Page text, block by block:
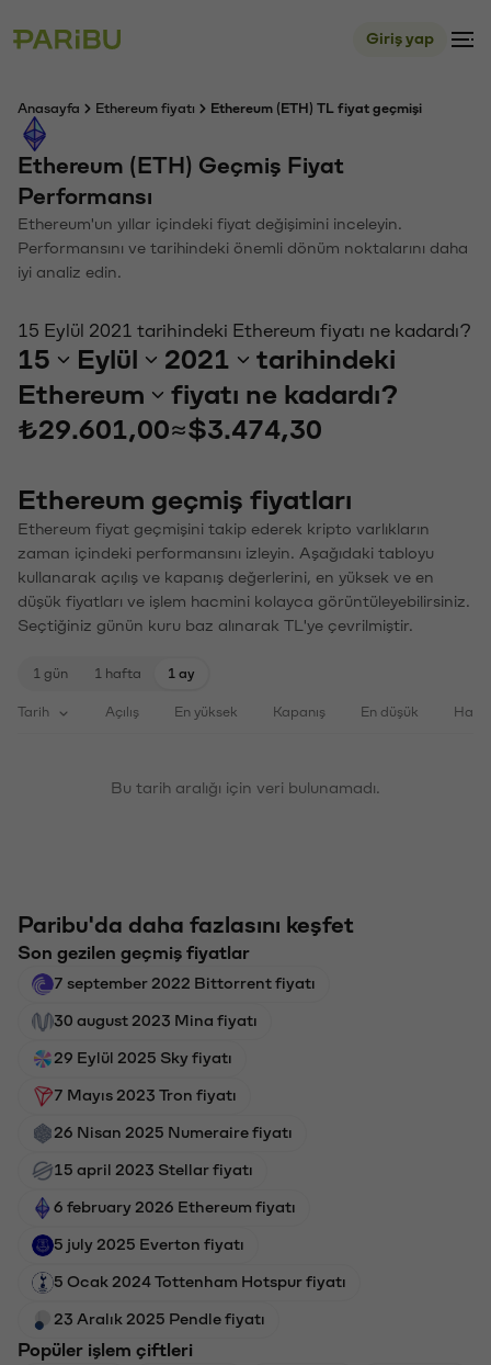
Giriş yap
Anasayfa Ethereum fiyatı Ethereum (ETH) TL fiyat geçmişi
Ethereum (ETH) Geçmiş Fiyat
Performansı
Ethereum'un yıllar içindeki fiyat değişimini inceleyin.
Performansını ve tarihindeki önemli dönüm noktalarını daha
iyi analiz edin.
15 Eylül 2021 tarihindeki Ethereum fiyatı ne kadardı?
15 Eylül 2021
tarihindeki
Ethereum
fiyatı ne kadardı?
₺29.601,00≈$3.474,30
Ethereum geçmiş fiyatları
Ethereum fiyat geçmişini takip ederek kripto varlıkların
zaman içindeki performansını izleyin. Aşağıdaki tabloyu
kullanarak açılış ve kapanış değerlerini, en yüksek ve en
düşük fiyatları ve işlem hacmini kolayca görüntüleyebilirsiniz.
Seçtiğiniz günün kuru baz alınarak TL'ye çevrilmiştir.
1 gün 1 hafta 1 ay
Tarih Açılış En yüksek Kapanış En düşük
Bu tarih aralığı için veri bulunamadı.
Paribu'da daha fazlasını keşfet
Son gezilen geçmiş fiyatlar
7 september 2022 Bittorrent fiyatı
30 august 2023 Mina fiyatı
29 Eylül 2025 Sky fiyatı
7 Mayıs 2023 Tron fiyatı
26 Nisan 2025 Numeraire fiyatı
15 april 2023 Stellar fiyatı
6 february 2026 Ethereum fiyatı
5 july 2025 Everton fiyatı
5 Ocak 2024 Tottenham Hotspur fiyatı
23 Aralık 2025 Pendle fiyatı
Popüler işlem çiftleri